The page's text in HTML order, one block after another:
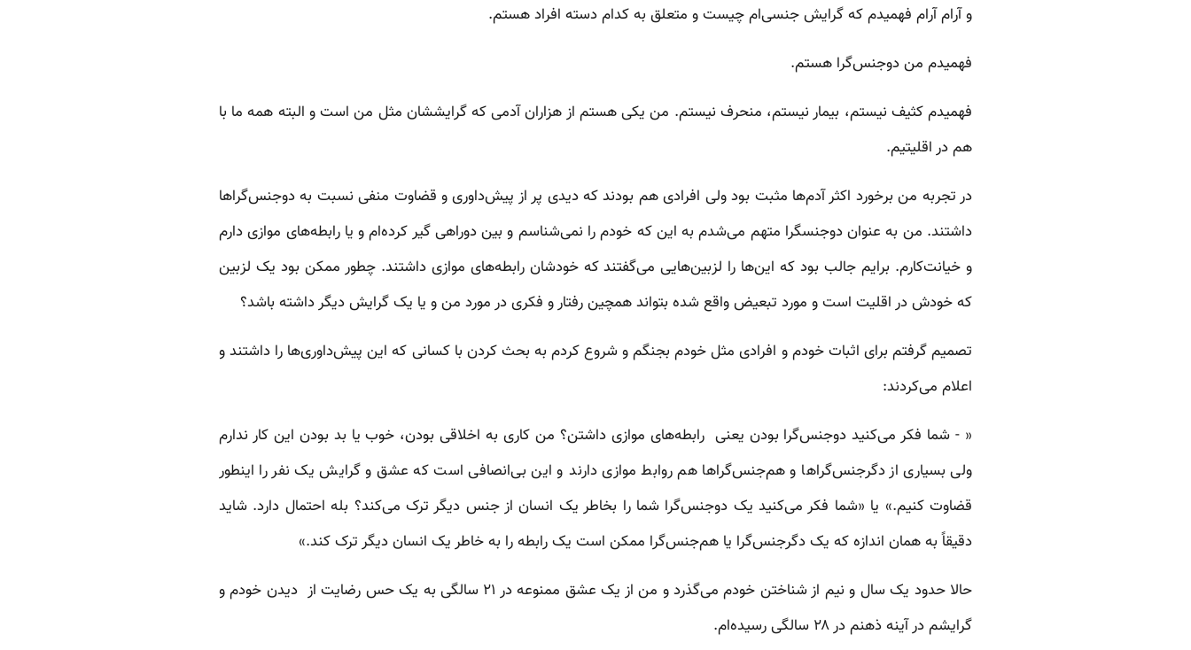
و آرام آرام فهمیدم که گرایش جنسی‌ام چیست و متعلق به کدام دسته افراد هستم.
فهمیدم من دوجنس‌گرا هستم.
فهمیدم کثیف نیستم، بیمار نیستم، منحرف نیستم. من یکی هستم از هزاران آدمی که گرایششان مثل من است و البته همه ما با
هم در اقلیتیم.
در تجربه من برخورد اکثر آدم‌ها مثبت بود ولی افرادی هم بودند که دیدی پر از پیش‌داوری و قضاوت منفی نسبت به دوجنس‌گراها
داشتند. من به عنوان دوجنسگرا متهم می‌شدم به این که خودم را نمی‌شناسم و بین دوراهی گیر کرده‌ام و یا رابطه‌های موازی دارم
و خیانت‌کارم. برایم جالب بود که این‌ها را لزبین‌هایی می‌گفتند که خودشان رابطه‌های موازی داشتند. چطور ممکن بود یک لزبین
که خودش در اقلیت است و مورد تبعیض واقع شده بتواند همچین رفتار و فکری در مورد من و یا یک گرایش دیگر داشته باشد؟
تصمیم گرفتم برای اثبات خودم و افرادی مثل خودم بجنگم و شروع کردم به بحث کردن با کسانی که این پیش‌داوری‌ها را داشتند و
اعلام می‌کردند:‌
« - شما فکر می‌کنید دوجنس‌گرا بودن یعنی رابطه‌های موازی داشتن؟ من کاری به اخلاقی بودن، خوب یا بد بودن این کار ندارم
ولی بسیاری از دگرجنس‌گراها و هم‌جنس‌گراها هم روابط موازی دارند و این بی‌انصافی است که عشق و گرایش یک نفر را اینطور
قضاوت کنیم.»‌ یا «شما فکر می‌کنید یک دوجنس‌گرا شما را بخاطر یک انسان از جنس دیگر ترک می‌کند؟ بله احتمال دارد. شاید
دقیقاً به همان اندازه که یک دگرجنس‌گرا یا هم‌جنس‌گرا ممکن است یک رابطه را به خاطر یک انسان دیگر ترک کند.»‌
حالا حدود یک سال و نیم از شناختن خودم می‌گذرد و من از یک عشق ممنوعه در ۲۱ سالگی به یک حس رضایت از دیدن خودم و
گرایشم در آینه ذهنم در ۲۸ سالگی رسیده‌ام.